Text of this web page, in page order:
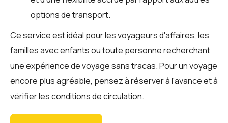
options de transport.
Ce service est idéal pour les voyageurs d'affaires, les
familles avec enfants ou toute personne recherchant
une expérience de voyage sans tracas. Pour un voyage
encore plus agréable, pensez à réserver à l'avance et à
vérifier les conditions de circulation.